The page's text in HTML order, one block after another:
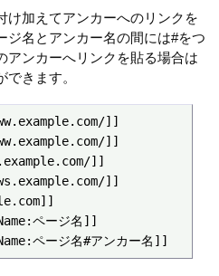
け加えてアンカーへのリンクを
ジ名とアンカー名の間には#をつ
アンカーへリンクを貼る場合は
きます。
]]
]]
]]
]]
ページ名]]
ページ名#アンカー名]]